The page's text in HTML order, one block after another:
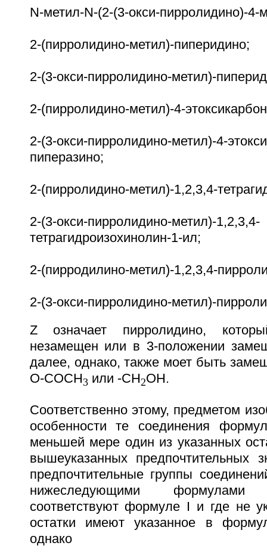
N-метил-N-(2-(3-окси-пирролидино)-4-
2-(пирролидино-метил)-пиперидино;
2-(3-окси-пирролидино-метил)-
2-(пирролидино-метил)-4-
2-(3-окси-пирролидино-метил)-4-
пиперазино;
2-(пирролидино-метил)-1,2,3,4-
2-(3-окси-пирролидино-метил)-1,2,3,4-
тетрагидроизохинолин-1-ил;
2-(пирродилино-метил)-1,2,3,4-
2-(3-окси-пирролидино-метил)-
Z означает пирролидино,
незамещен или в 3-положении
далее, однако, также моет быть
O-COCH3 или -CH2OH.
Соответственно этому, предметом
особенности те соединения
меньшей мере один из указанных
вышеуказанных предпочтительных
предпочтительные группы
нижеследующими
соответствуют формуле I и где не
остатки имеют указанное в
однако